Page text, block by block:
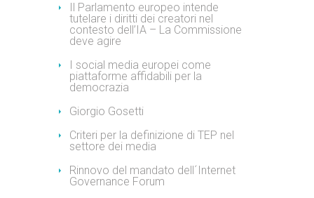
Il Parlamento europeo intende
tutelare i diritti dei creatori nel
contesto dell’IA – La Commissione
deve agire
I social media europei come
piattaforme affidabili per la
democrazia
Giorgio Gosetti
Criteri per la definizione di TEP nel
settore dei media
Rinnovo del mandato dell´Internet
Governance Forum